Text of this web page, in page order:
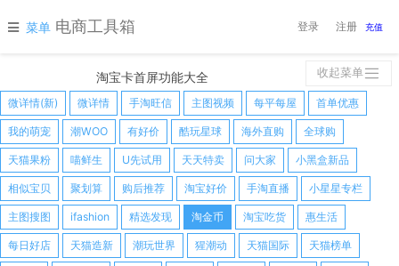
菜单 电商工具箱 登录 注册 充值
收起菜单
淘宝卡首屏功能大全
微详情(新) 微详情 手淘旺信 主图视频 每平每屋 首单优惠
我的萌宠 潮WOO 有好价 酷玩星球 海外直购 全球购
天猫果粉 喵鲜生 U先试用 天天特卖 问大家 小黑盒新品
相似宝贝 聚划算 购后推荐 淘宝好价 手淘直播 小星星专栏
主图搜图 ifashion 精选发现 淘金币 淘宝吃货 惠生活
每日好店 天猫造新 潮玩世界 猩潮动 天猫国际 天猫榜单